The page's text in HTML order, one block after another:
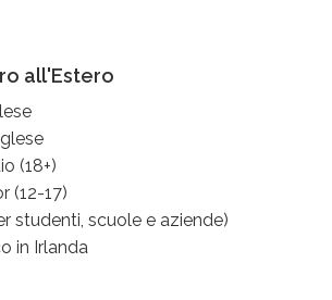
all'Estero
(18+)
(12-17)
studenti, scuole e aziende)
in Irlanda